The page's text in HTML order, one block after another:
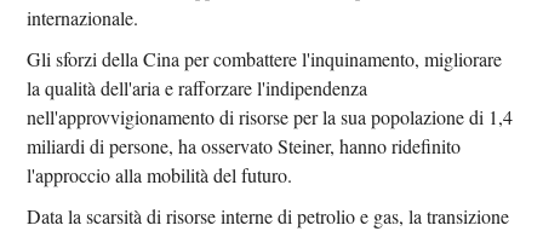
internazionale.
Gli sforzi della Cina per combattere l'inquinamento, migliorare
la qualità dell'aria e rafforzare l'indipendenza
nell'approvvigionamento di risorse per la sua popolazione di 1,4
miliardi di persone, ha osservato Steiner, hanno ridefinito
l'approccio alla mobilità del futuro.
Data la scarsità di risorse interne di petrolio e gas, la transizione